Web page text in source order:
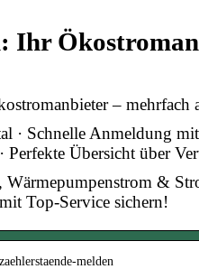
Ihr
– mehrfach
· Schnelle Anmeldung
Perfekte Übersicht über
Wärmepumpenstrom &
Top-Service sichern!
melden